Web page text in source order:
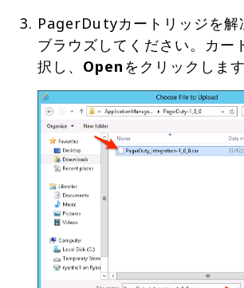
PagerDutyカートリッジを解
ブラウズしてください。カー
択し、 Open